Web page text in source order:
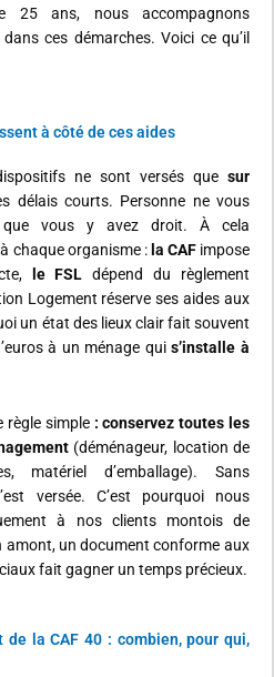
25 ans, nous accompagnons
ces démarches. Voici ce qu’il
à côté de ces aides
ne sont versés quesur
délais courts. Personne ne vous
que vous y avez droit. À cela
chaque organisme : la CAFimpose
le FSL dépend du règlement
Logement réserve ses aides aux
un état des lieux clair fait souvent
à un ménage quis’installe à
règle simple : conservez toutes les
(déménageur, location de
matériel d’emballage). Sans
versée. C’est pourquoi nous
à nos clients montois de
amont, un document conforme aux
fait gagner un temps précieux.
de la CAF 40 : combien, pour qui,